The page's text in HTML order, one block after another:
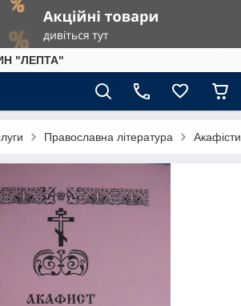
"ЛЕПТА"
Православна література